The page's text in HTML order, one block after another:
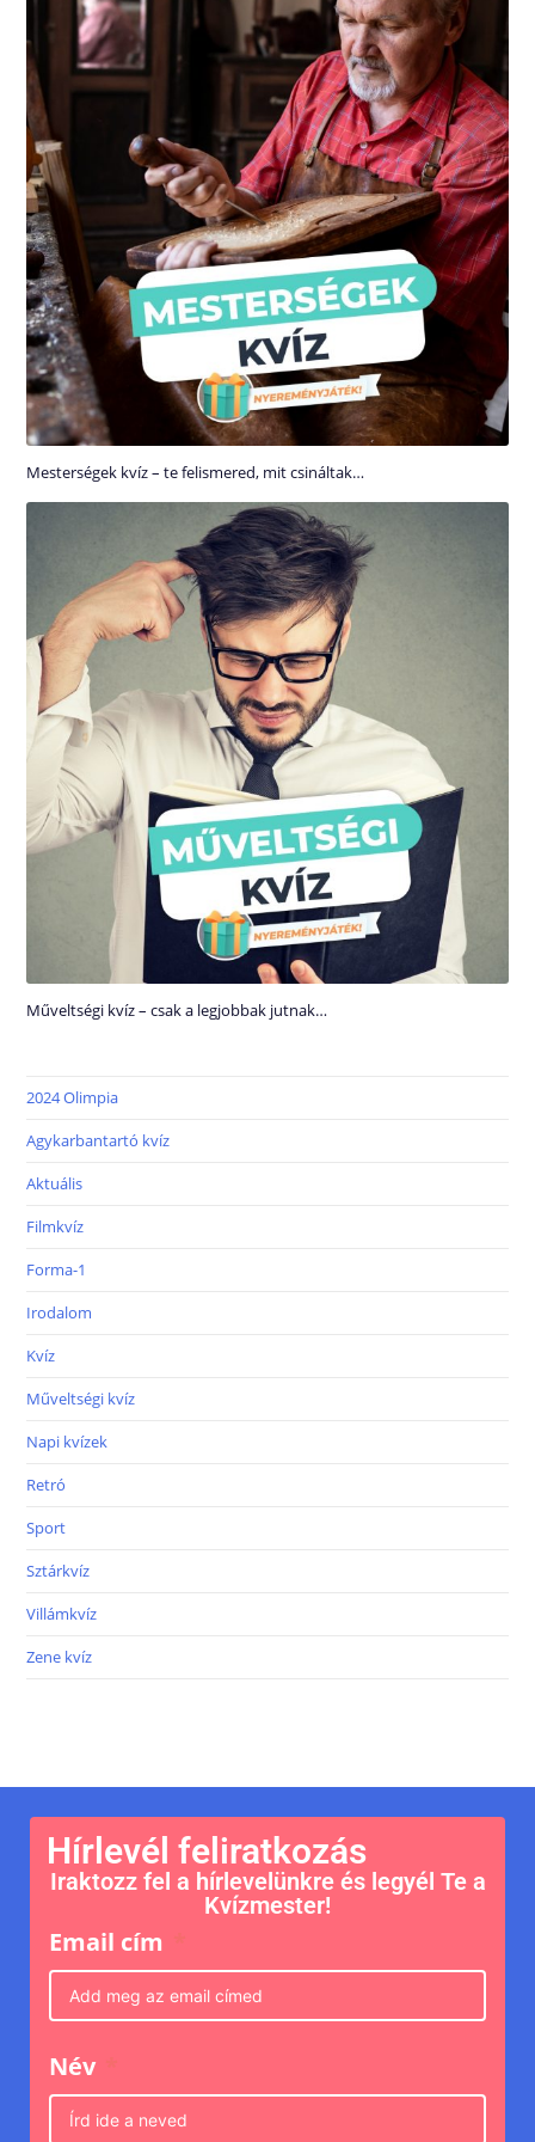
Mesterségek kvíz – te felismered, mit csináltak…
Műveltségi kvíz – csak a legjobbak jutnak…
2024 Olimpia
Agykarbantartó kvíz
Aktuális
Filmkvíz
Forma-1
Irodalom
Kvíz
Műveltségi kvíz
Napi kvízek
Retró
Sport
Sztárkvíz
Villámkvíz
Zene kvíz
Hírlevél feliratkozás
Iraktozz fel a hírlevelünkre és legyél Te a
Kvízmester!
Email cím
Név